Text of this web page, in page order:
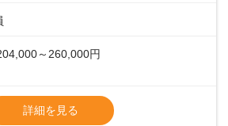
務に馴染める環境です。「カフェの接
業務になれたら、売上・シフト・在庫
をしっかり伝えていきますので、無理の
きましょう！さらにマネージャーへの
～260,000円
東日本エリア：月給21万4000～27万
詳細を見る